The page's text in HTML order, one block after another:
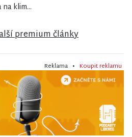
klim...
premium články
Reklama • Koupit reklamu